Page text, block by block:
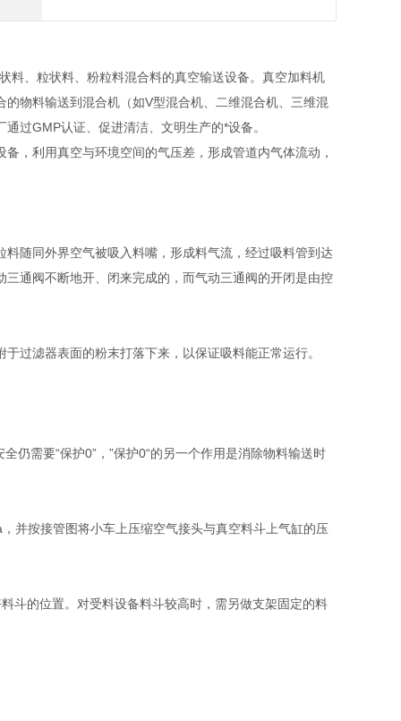
料、粒状料、粉粒料混合料的真空输送设备。真空加料机
的物料输送到混合机（如V型混合机、二维混合机、三维混
通过GMP认证、促进清洁、文明生产的*设备。
，利用真空与环境空间的气压差，形成管道内气体流动，
随同外界空气被吸入料嘴，形成料气流，经过吸料管到达
通阀不断地开、闭来完成的，而气动三通阀的开闭是由控
过滤器表面的粉末打落下来，以保证吸料能正常运行。
全仍需要“保护0” ， ”保护0“的另一个作用是消除物料输送时
，并按接管图将小车上压缩空气接头与真空料斗上气缸的压
斗的位置。对受料设备料斗较高时，需另做支架固定的料